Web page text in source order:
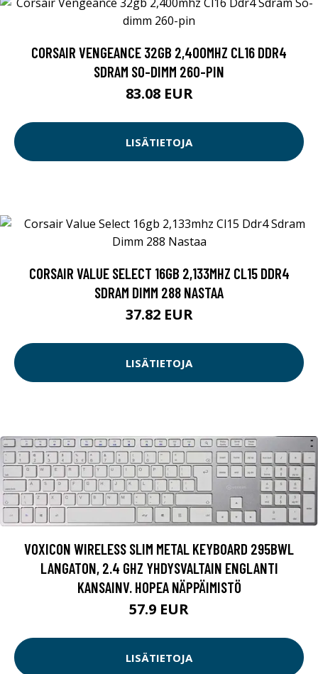
CORSAIR VENGEANCE 32GB 2,400MHZ CL16 DDR4
SDRAM SO-DIMM 260-PIN
83.08 EUR
LISÄTIETOJA
CORSAIR VALUE SELECT 16GB 2,133MHZ CL15 DDR4
SDRAM DIMM 288 NASTAA
37.82 EUR
LISÄTIETOJA
VOXICON WIRELESS SLIM METAL KEYBOARD 295BWL
LANGATON, 2.4 GHZ YHDYSVALTAIN ENGLANTI
KANSAINV. HOPEA NÄPPÄIMISTÖ
57.9 EUR
LISÄTIETOJA